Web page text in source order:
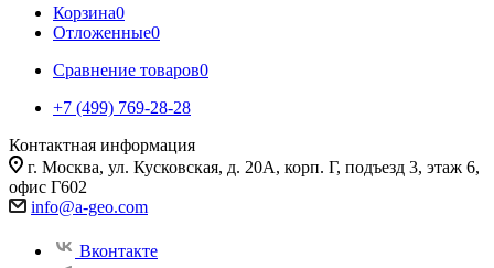
Корзина0
Отложенные0
Сравнение товаров0
+7 (499) 769-28-28
Контактная информация
г. Москва, ул. Кусковская, д. 20А, корп. Г, подъезд 3, этаж 6,
офис Г602
info@a-geo.com
Вконтакте